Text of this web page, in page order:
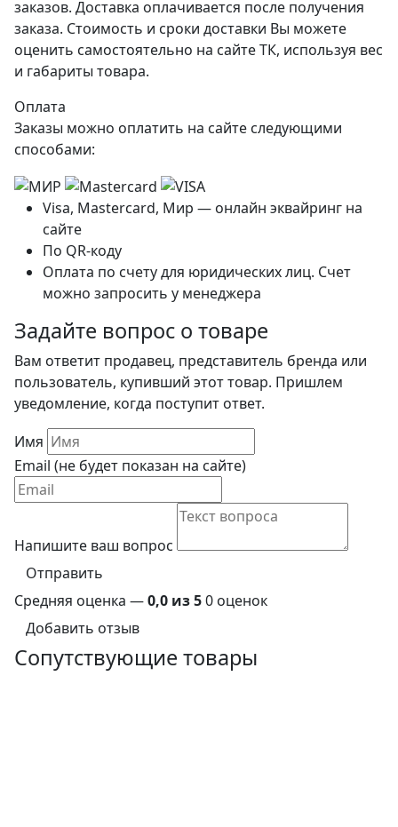
заказов. Доставка оплачивается после получения
заказа. Стоимость и сроки доставки Вы можете
оценить самостоятельно на сайте ТК, используя вес
и габариты товара.
Оплата
Заказы можно оплатить на сайте следующими
способами:
Visa, Mastercard, Мир — онлайн эквайринг на
сайте
По QR-коду
Оплата по счету для юридических лиц. Счет
можно запросить у менеджера
Задайте вопрос о товаре
Вам ответит продавец, представитель бренда или
пользователь, купивший этот товар. Пришлем
уведомление, когда поступит ответ.
Имя
Email (не будет показан на сайте)
Напишите ваш вопрос
Отправить
Средняя оценка —0,0 из 50 оценок
Добавить отзыв
Сопутствующие товары